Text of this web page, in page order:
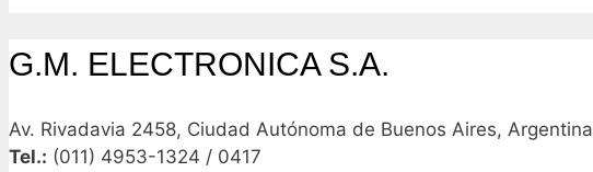
G.M. ELECTRONICA S.A.
Av. Rivadavia 2458, Ciudad Autónoma de Buenos Aires, Argentina
Tel.: (011) 4953-1324 / 0417